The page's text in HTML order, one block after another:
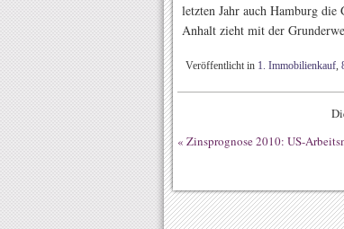
letzten Jahr auch Hamburg die
Anhalt zieht mit der
Veröffentlicht in 1. Immobilienkauf,
« Zinsprognose 2010: US-